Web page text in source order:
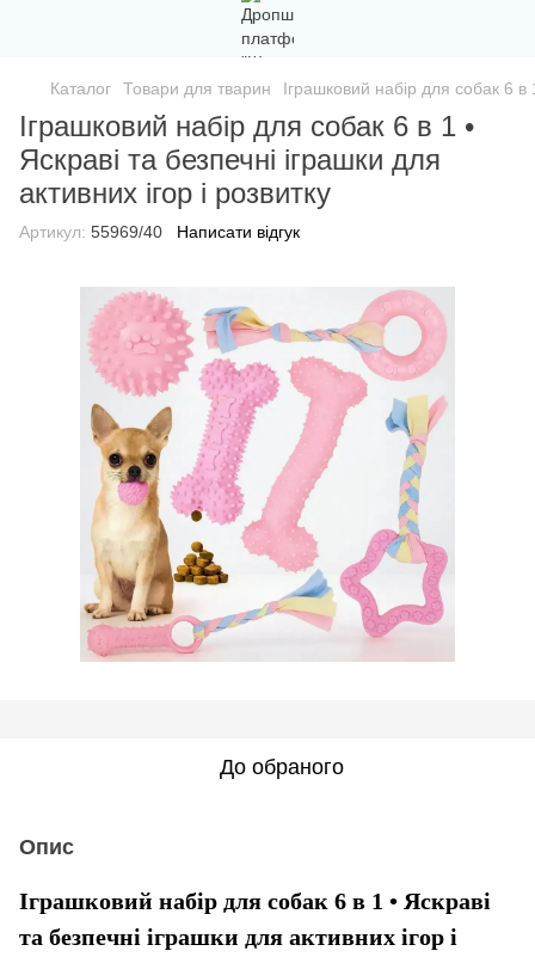
Каталог Товари для тварин Іграшковий набір для собак 6 в
Іграшковий набір для собак 6 в 1 •
Яскраві та безпечні іграшки для
активних ігор і розвитку
Артикул: 55969/40 Написати відгук
До обраного
Опис
Іграшковий набір для собак 6 в 1 • Яскраві
та безпечні іграшки для активних ігор і